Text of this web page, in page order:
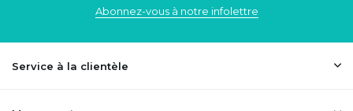
Abonnez-vous à notre infolettre
Service à la clientèle